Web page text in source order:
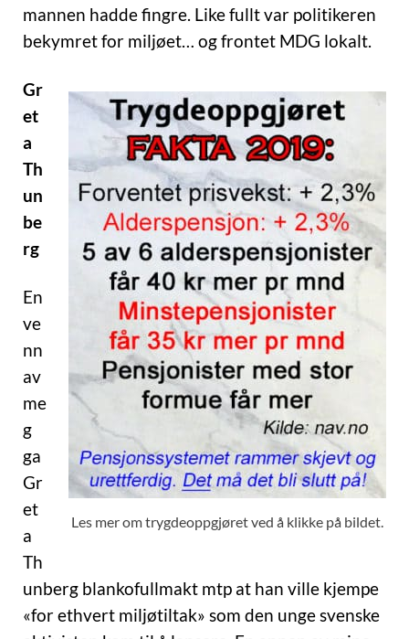
mannen hadde fingre. Like fullt var politikeren
bekymret for miljøet… og frontet MDG lokalt.
Les mer om trygdeoppgjøret ved å klikke på bildet.
Gr
et
a
Th
un
be
rg
En
ve
nn
av
me
g
ga
Gr
et
a
Th
unberg blankofullmakt mtp at han ville kjempe
«for ethvert miljøtiltak» som den unge svenske